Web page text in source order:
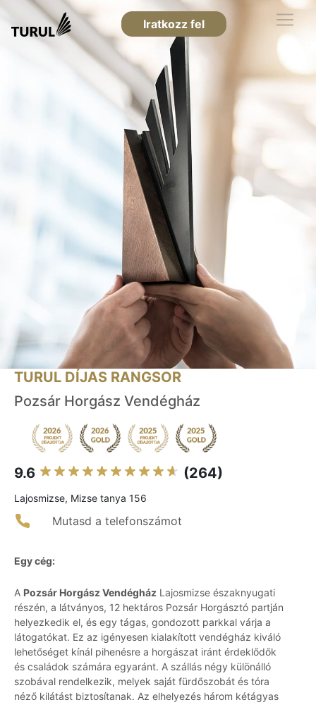
Iratkozz fel
TURUL DÍJAS RANGSOR
Pozsár Horgász Vendégház
9.6 (264)
Lajosmizse, Mizse tanya 156
Mutasd a telefonszámot
Egy cég:
A Pozsár Horgász Vendégház Lajosmizse északnyugati
részén, a látványos, 12 hektáros Pozsár Horgásztó partján
helyezkedik el, és egy tágas, gondozott parkkal várja a
látogatókat. Ez az igényesen kialakított vendégház kiváló
lehetőséget kínál pihenésre a horgászat iránt érdeklődők
és családok számára egyaránt. A szállás négy különálló
szobával rendelkezik, melyek saját fürdőszobát és tóra
néző kilátást biztosítanak. Az elhelyezés három kétágyas